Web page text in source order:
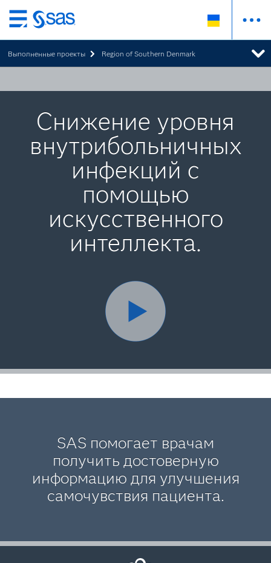
Skip
to
main
content
Выполненные проекты Region of Southern Denmark
Снижение уровня
внутрибольничных
инфекций с
помощью
искусственного
интеллекта.
SAS помогает врачам
получить достоверную
информацию для улучшения
самочувствия пациента.